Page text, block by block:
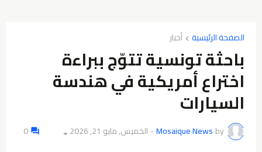
الصفحة الرئيسية أخبار
باحثة تونسية تتوّج ببراءة
اختراع أمريكية في هندسة
السيارات
by
Mosaique News
- الخميس, مايو 21, 2026 👁️
0